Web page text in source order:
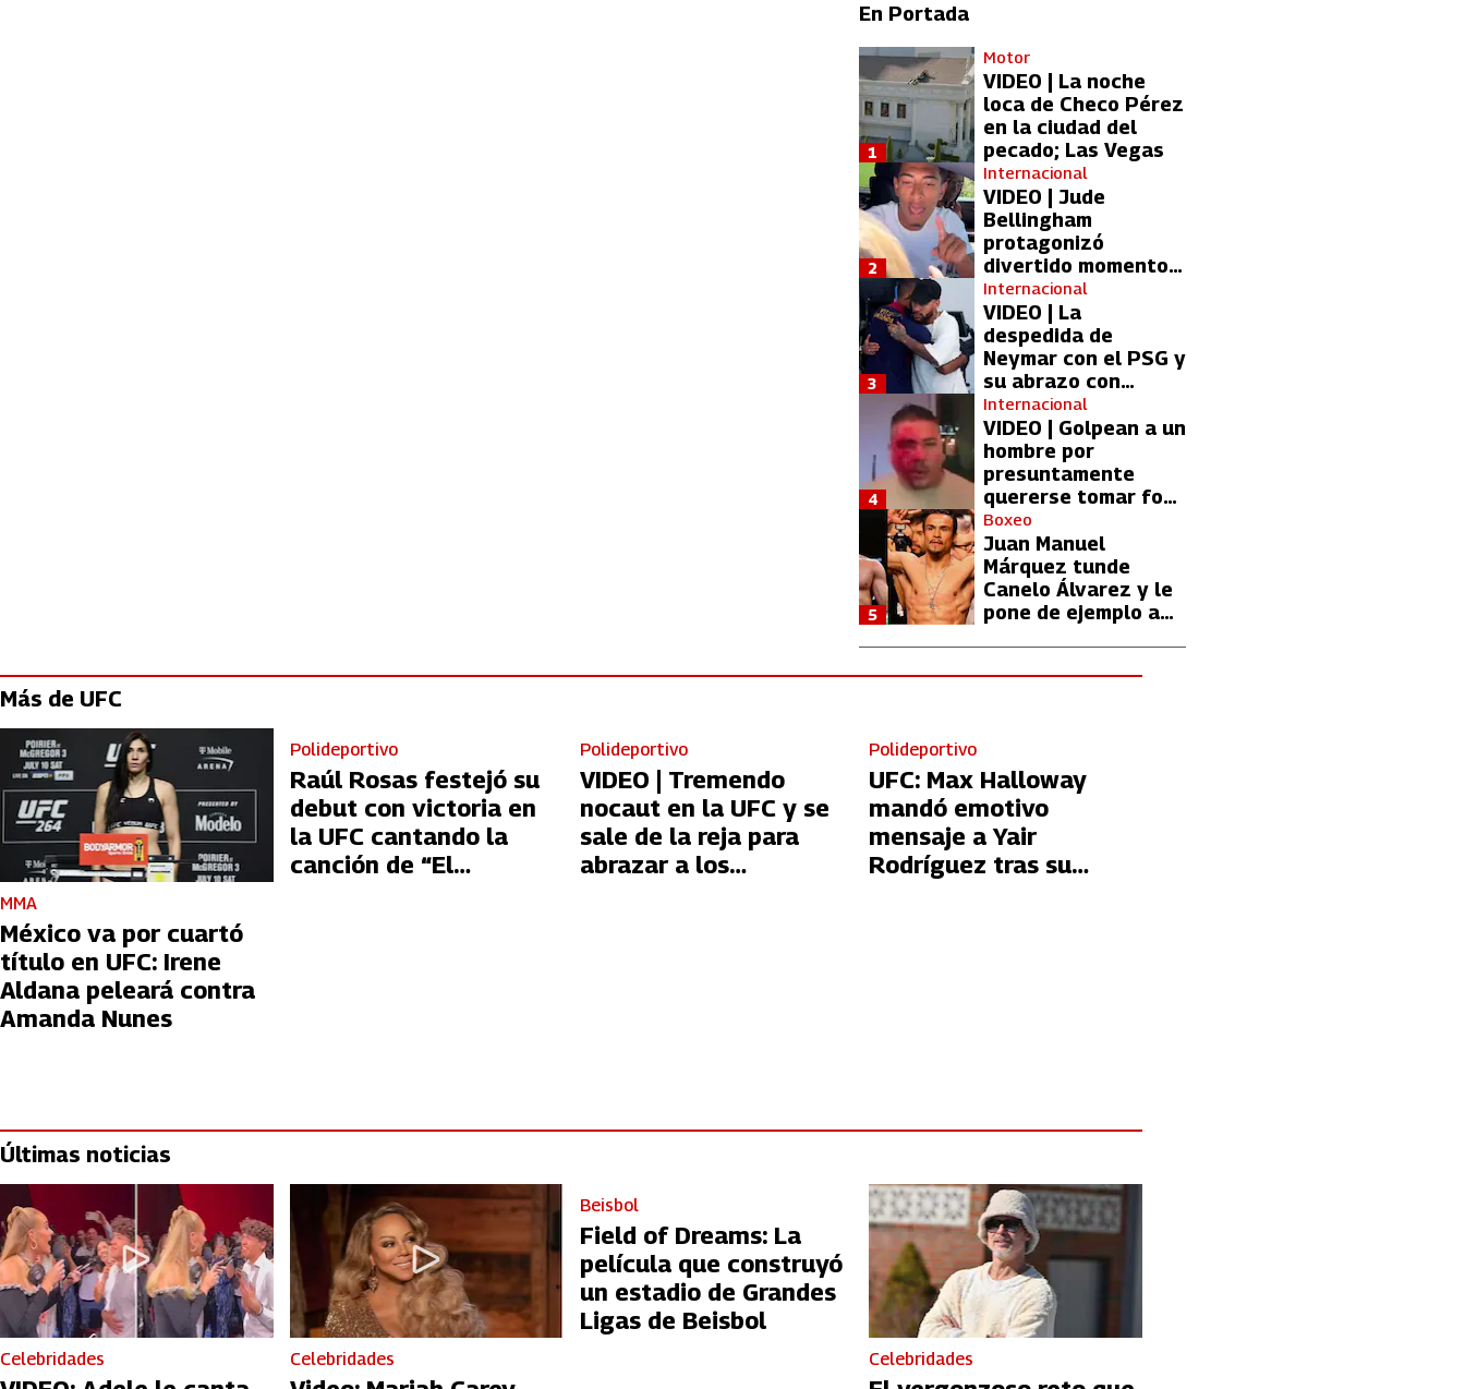
En Portada
Motor
VIDEO | La noche
loca de Checo Pérez
en la ciudad del
pecado; Las Vegas
1
Internacional
VIDEO | Jude
Bellingham
protagonizó
divertido momento
con aficionada del
Real Madrid
2
Internacional
VIDEO | La
despedida de
Neymar con el PSG y
su abrazo con
Kylian Mbappé
3
Internacional
VIDEO | Golpean a un
hombre por
presuntamente
quererse tomar foto
con Lionel Messi
4
Boxeo
Juan Manuel
Márquez tunde
Canelo Álvarez y le
pone de ejemplo a
5
Más de UFC
MMA
México va por cuartó
título en UFC: Irene
Aldana peleará contra
Amanda Nunes
Polideportivo
Raúl Rosas festejó su
debut con victoria en
la UFC cantando la
canción de “El
Polideportivo
VIDEO | Tremendo
nocaut en la UFC y se
sale de la reja para
abrazar a los
Polideportivo
UFC: Max Halloway
mandó emotivo
mensaje a Yair
Rodríguez tras su
Últimas noticias
Celebridades Celebridades
Beisbol
Field of Dreams: La
película que construyó
un estadio de Grandes
Ligas de Beisbol
Celebridades